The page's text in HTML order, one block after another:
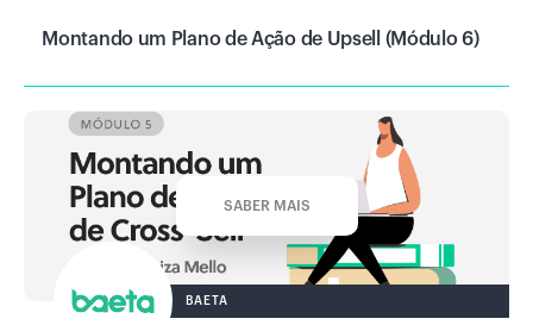
Montando um Plano de Ação de Upsell (Módulo 6)
BAETA
SABER MAIS